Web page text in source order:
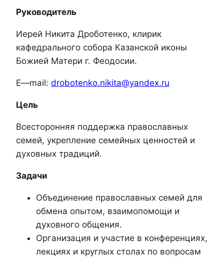
Руководитель
Иерей Никита Дроботенко, клирик
кафедрального собора Казанской иконы
Божией Матери г. Феодосии.
E—mail: drobotenko.nikita@yandex.ru
Цель
Всесторонняя поддержка православных
семей, укрепление семейных ценностей и
духовных традиций.
Задачи
Объединение православных семей для
обмена опытом, взаимопомощи и
духовного общения.
Организация и участие в конференциях,
лекциях и круглых столах по вопросам